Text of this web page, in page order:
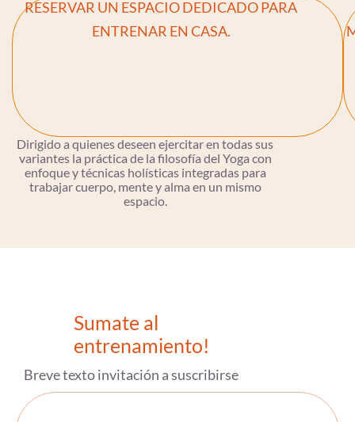
RESERVAR UN ESPACIO DEDICADO PARA
ENTRENAR EN CASA.
Dirigido a quienes deseen ejercitar en todas sus
variantes la práctica de la filosofía del Yoga con
enfoque y técnicas holísticas integradas para
trabajar cuerpo, mente y alma en un mismo
espacio.
Sumate al
entrenamiento!
Breve texto invitación a suscribirse